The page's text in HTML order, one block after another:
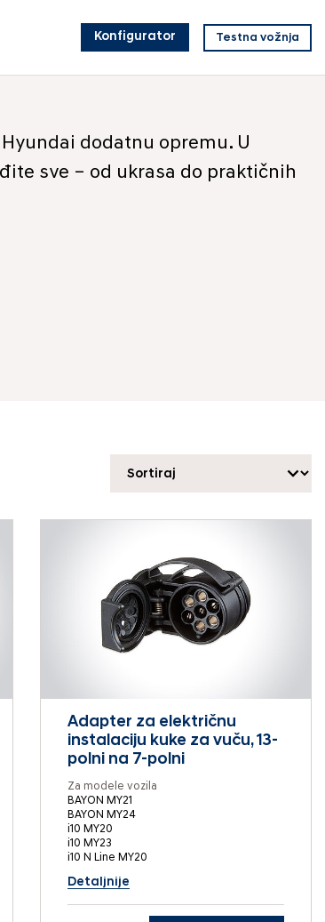
Konfigurator Testna vožnja
dodatnu opremu. U
sve – od ukrasa do praktičnih
Adapter za električnu
instalaciju kuke za vuču, 13-
polni na 7-polni
Za modele vozila
BAYON MY21
BAYON MY24
i10 MY20
i10 MY23
i10 N Line MY20
Detaljnije